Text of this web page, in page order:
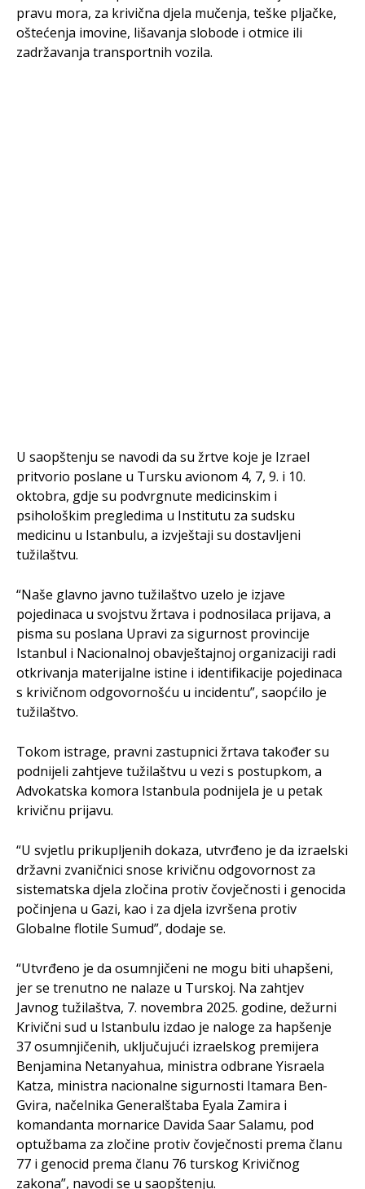
pravu mora, za krivična djela mučenja, teške pljačke,
oštećenja imovine, lišavanja slobode i otmice ili
zadržavanja transportnih vozila.
U saopštenju se navodi da su žrtve koje je Izrael
pritvorio poslane u Tursku avionom 4, 7, 9. i 10.
oktobra, gdje su podvrgnute medicinskim i
psihološkim pregledima u Institutu za sudsku
medicinu u Istanbulu, a izvještaji su dostavljeni
tužilaštvu.
“Naše glavno javno tužilaštvo uzelo je izjave
pojedinaca u svojstvu žrtava i podnosilaca prijava, a
pisma su poslana Upravi za sigurnost provincije
Istanbul i Nacionalnoj obavještajnoj organizaciji radi
otkrivanja materijalne istine i identifikacije pojedinaca
s krivičnom odgovornošću u incidentu”, saopćilo je
tužilaštvo.
Tokom istrage, pravni zastupnici žrtava također su
podnijeli zahtjeve tužilaštvu u vezi s postupkom, a
Advokatska komora Istanbula podnijela je u petak
krivičnu prijavu.
“U svjetlu prikupljenih dokaza, utvrđeno je da izraelski
državni zvaničnici snose krivičnu odgovornost za
sistematska djela zločina protiv čovječnosti i genocida
počinjena u Gazi, kao i za djela izvršena protiv
Globalne flotile Sumud”, dodaje se.
“Utvrđeno je da osumnjičeni ne mogu biti uhapšeni,
jer se trenutno ne nalaze u Turskoj. Na zahtjev
Javnog tužilaštva, 7. novembra 2025. godine, dežurni
Krivični sud u Istanbulu izdao je naloge za hapšenje
37 osumnjičenih, uključujući izraelskog premijera
Benjamina Netanyahua, ministra odbrane Yisraela
Katza, ministra nacionalne sigurnosti Itamara Ben-
Gvira, načelnika Generalštaba Eyala Zamira i
komandanta mornarice Davida Saar Salamu, pod
optužbama za zločine protiv čovječnosti prema članu
77 i genocid prema članu 76 turskog Krivičnog
zakona”, navodi se u saopštenju.